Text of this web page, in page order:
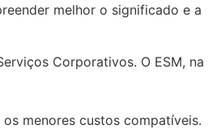
melhor o significado e a
Corporativos. O ESM, na
menores custos compatíveis.